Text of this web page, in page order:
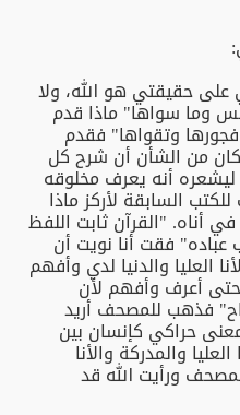
على حقيقتي هو الله، ولا
وما سواها" ماذا قدم
وتقواها" فقدم
من الشأن أن شرح كل
أنه يعرف مخلوقه
السابقة لأركز ماذا
أناه. "القرآن ثابت اللفظ
فقت أنا نويت أن
العليا والدنيا لدي وأفهم
أعرف وأفهم لأن
فذهب للمصحف أريد
حراكي كإنسان بين
والمدركة والأنا
ورأيت الله قد